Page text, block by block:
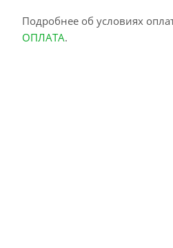
Подробнее об условиях
ОПЛАТА.